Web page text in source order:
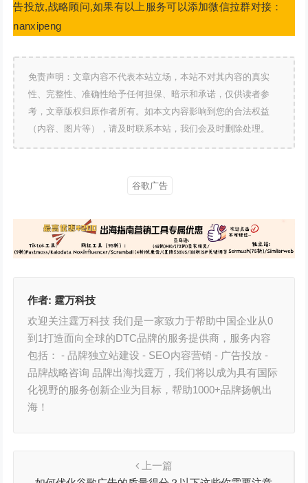
告投放,战略顾问,如果有以上服务可以添加微信拉群对接：
nanxipeng
免责声明：文章内容不代表本站立场，本站不对其内容的真实
性、完整性、准确性给予任何担保、暗示和承诺，仅供读者参
考，文章版权归原作者所有。如本文内容影响到您的合法权益
（内容、图片等），请及时联系本站，我们会及时删除处理。
谷歌广告
作者: 霆万科技
欢迎关注霆万科技 我们是一家致力于帮助中国企业从0
到1打造面向全球的DTC品牌的服务提供商，服务内容
包括： - 品牌独立站建设 - SEO内容营销 - 广告投放 -
品牌战略咨询 品牌出海找霆万，我们将以成为具有国际
化视野的服务创新企业为目标，帮助1000+品牌扬帆出
海！
上一篇